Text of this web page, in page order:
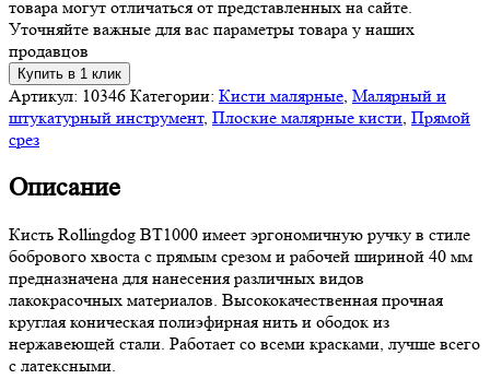
товара могут отличаться от представленных на сайте.
Уточняйте важные для вас параметры товара у наших
продавцов
Купить в 1 клик
Артикул: 10346 Категории: Кисти малярные Малярный и
штукатурный инструмент, Плоские малярные кисти Прямой
срез
Описание
Кисть Rollingdog BT1000 имеет эргономичную ручку в стиле
бобрового хвоста с прямым срезом и рабочей шириной 40 мм
предназначена для нанесения различных видов
лакокрасочных материалов. Высококачественная прочная
круглая коническая полиэфирная нить и ободок из
нержавеющей стали. Работает со всеми красками, лучше всего
с латексными.